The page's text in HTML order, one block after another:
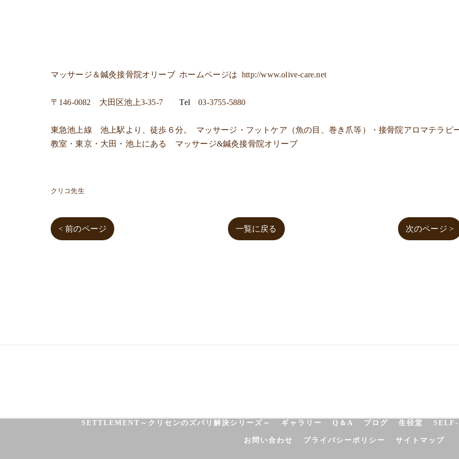
マッサージ＆鍼灸接骨院オリーブ ホームページはhttp://www.olive-care.net
〒 146-0082 大田区池上3-35-7 Tel03-3755-5880
東急池上線 池上駅より、徒歩６分。 マッサージ・フットケア（魚の目、巻き爪等）・接骨院アロマテラピ
教室・東京・大田・池上にある マッサージ&鍼灸接骨院オリーブ
クリコ先生
< 前のページ 一覧に戻る 次のページ >
SETTLEMENT～クリセンのズバリ解決シリーズ～ ギャラリー Q＆A ブログ 生径堂
お問い合わせ プライバシーポリシー サイトマップ